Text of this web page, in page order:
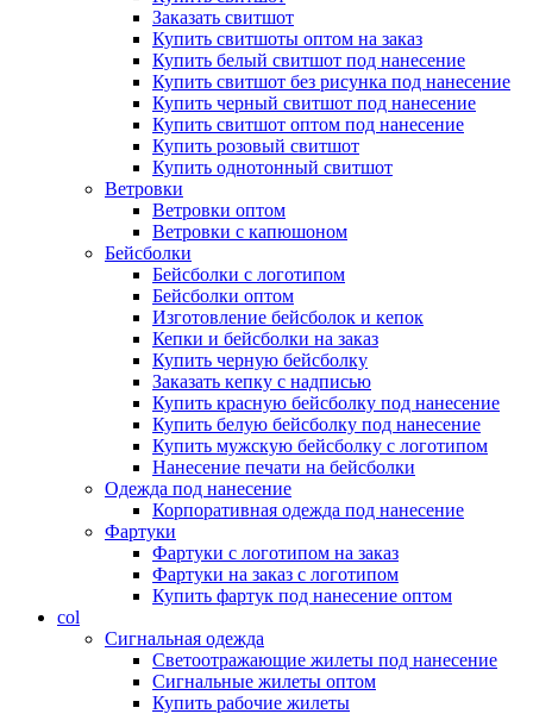
Заказать свитшот
Купить свитшоты оптом на заказ
Купить белый свитшот под нанесение
Купить свитшот без рисунка под нанесение
Купить черный свитшот под нанесение
Купить свитшот оптом под нанесение
Купить розовый свитшот
Купить однотонный свитшот
Ветровки
Ветровки оптом
Ветровки с капюшоном
Бейсболки
Бейсболки с логотипом
Бейсболки оптом
Изготовление бейсболок и кепок
Кепки и бейсболки на заказ
Купить черную бейсболку
Заказать кепку с надписью
Купить красную бейсболку под нанесение
Купить белую бейсболку под нанесение
Купить мужскую бейсболку с логотипом
Нанесение печати на бейсболки
Одежда под нанесение
Корпоративная одежда под нанесение
Фартуки
Фартуки с логотипом на заказ
Фартуки на заказ с логотипом
Купить фартук под нанесение оптом
col
Сигнальная одежда
Светоотражающие жилеты под нанесение
Сигнальные жилеты оптом
Купить рабочие жилеты